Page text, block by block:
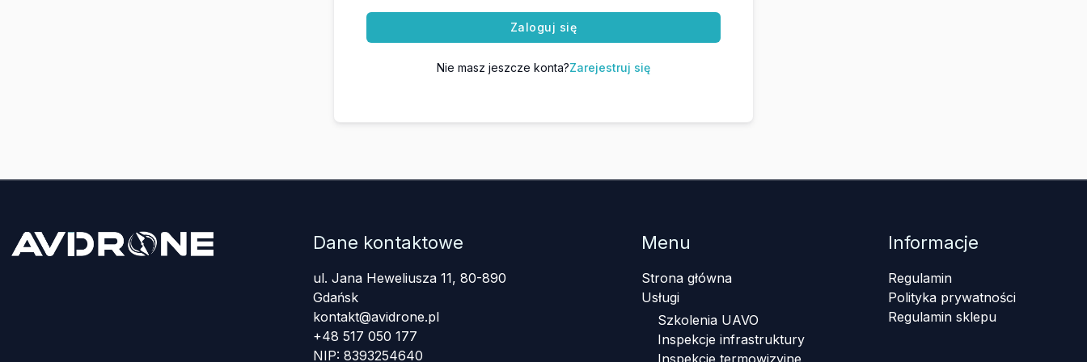
Zaloguj się
Nie masz jeszcze konta?Zarejestruj się
Dane kontaktowe
ul. Jana Heweliusza 11, 80-890
Gdańsk
kontakt@avidrone.pl
+48 517 050 177
NIP: 8393254640
Menu
Strona główna
Usługi
Szkolenia UAVO
Inspekcje infrastruktury
Informacje
Regulamin
Polityka prywatności
Regulamin sklepu